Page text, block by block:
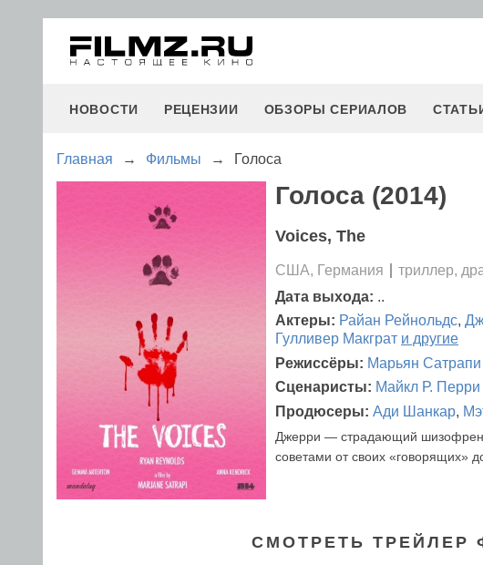
НОВОСТИ РЕЦЕНЗИИ ОБЗОРЫ СЕРИАЛОВ
Главная → Фильмы → Голоса
Голоса (2014)
Voices, The
США, Германия триллер,
Дата выхода: ..
Актеры: Райан Рейнольдс,
Гулливер Макграт и другие
Режиссёры: Марьян Сатрапи
Сценаристы: Майкл Р. Перри
Продюсеры: Ади Шанкар,
Джерри — страдающий
советами от своих «говорящих»
СМОТРЕТЬ ТРЕЙЛЕР